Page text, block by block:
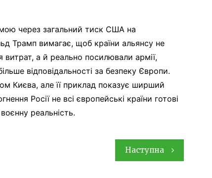
через загальний тиск США на
Трамп вимагає, щоб країни альянсу не
а й реально посилювали армії,
відповідальності за безпеку Європи.
Києва, але її приклад показує ширший
Росії не всі європейські країни готові
реальність.
Наступна